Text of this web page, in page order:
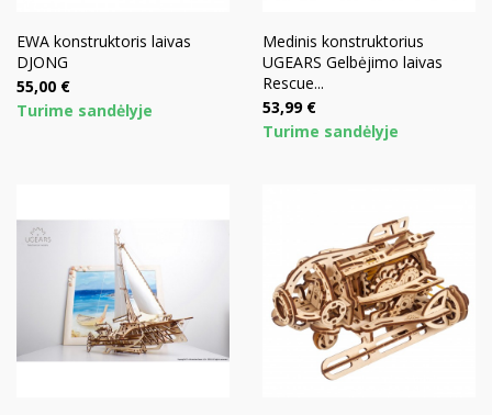
EWA konstruktoris laivas
DJONG
Kaina
55,00 €
Turime sandėlyje
Medinis konstruktorius
UGEARS Gelbėjimo laivas
Rescue...
Kaina
53,99 €
Turime sandėlyje